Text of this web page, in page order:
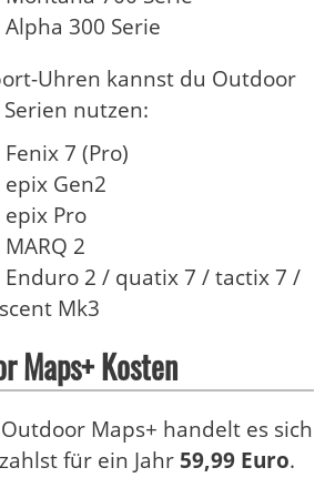
300 Serie
Uhren kannst du Outdoor
nutzen:
7 (Pro)
Gen2
Pro
2
2 / quatix 7 / tactix 7 /
Mk3
Maps+ Kosten
Maps+ handelt es sich
für ein Jahr 59,99 Euro.